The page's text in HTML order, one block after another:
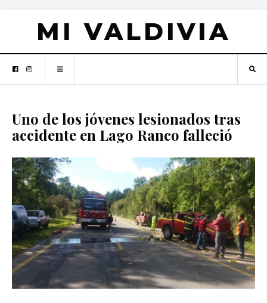
MI VALDIVIA
Uno de los jóvenes lesionados tras
accidente en Lago Ranco falleció